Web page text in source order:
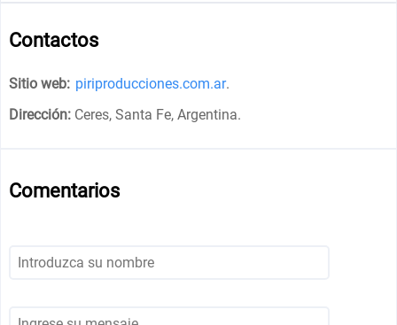
Contactos
Sitio web: piriproducciones.com.ar.
Dirección: Ceres, Santa Fe, Argentina.
Comentarios